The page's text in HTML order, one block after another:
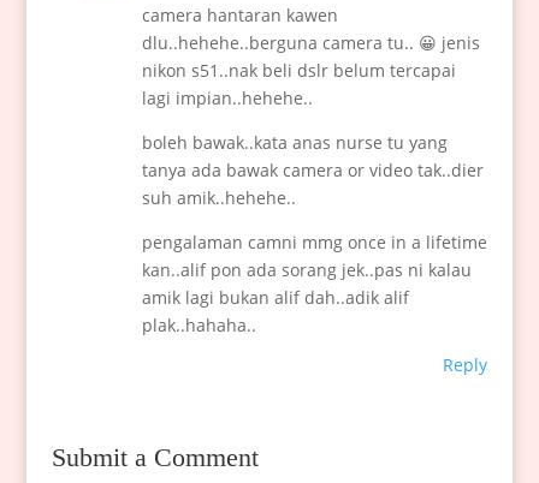
camera hantaran kawen
dlu..hehehe..berguna camera tu.. 😀 jenis
nikon s51..nak beli dslr belum tercapai
lagi impian..hehehe..
boleh bawak..kata anas nurse tu yang
tanya ada bawak camera or video tak..dier
suh amik..hehehe..
pengalaman camni mmg once in a lifetime
kan..alif pon ada sorang jek..pas ni kalau
amik lagi bukan alif dah..adik alif
plak..hahaha..
Reply
Submit a Comment